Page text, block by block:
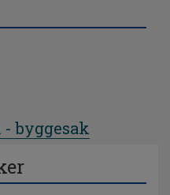
byggesak